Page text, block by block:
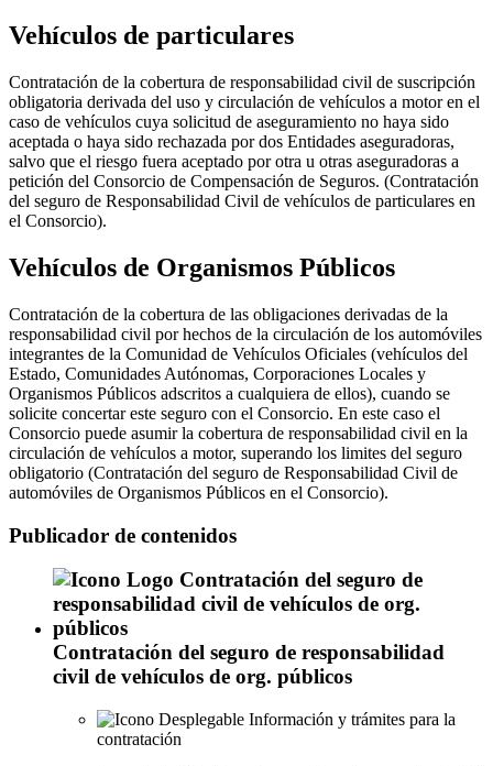
Vehículos de particulares
Contratación de la cobertura de responsabilidad civil de suscripción
obligatoria derivada del uso y circulación de vehículos a motor en el
caso de vehículos cuya solicitud de aseguramiento no haya sido
aceptada o haya sido rechazada por dos Entidades aseguradoras,
salvo que el riesgo fuera aceptado por otra u otras aseguradoras a
petición del Consorcio de Compensación de Seguros. (Contratación
del seguro de Responsabilidad Civil de vehículos de particulares en
el Consorcio).
Vehículos de Organismos Públicos
Contratación de la cobertura de las obligaciones derivadas de la
responsabilidad civil por hechos de la circulación de los automóviles
integrantes de la Comunidad de Vehículos Oficiales (vehículos del
Estado, Comunidades Autónomas, Corporaciones Locales y
Organismos Públicos adscritos a cualquiera de ellos), cuando se
solicite concertar este seguro con el Consorcio. En este caso el
Consorcio puede asumir la cobertura de responsabilidad civil en la
circulación de vehículos a motor, superando los limites del seguro
obligatorio (Contratación del seguro de Responsabilidad Civil de
automóviles de Organismos Públicos en el Consorcio).
Publicador de contenidos
Contratación del seguro de responsabilidad
civil de vehículos de org. públicos
Información y trámites para la
contratación